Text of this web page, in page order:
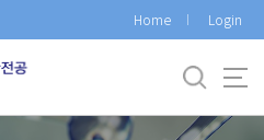
Home Login